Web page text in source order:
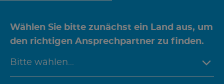
Wählen Sie bitte zunächst ein Land aus, um
den richtigen Ansprechpartner zu finden.